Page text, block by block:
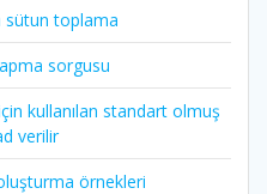
sütun toplama
sorgusu
kullanılan standart olmuş
verilir
örnekleri